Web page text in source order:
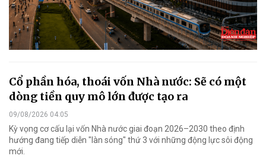
Cổ phần hóa, thoái vốn Nhà nước: Sẽ có một
dòng tiền quy mô lớn được tạo ra
09/08/2026 04:05
Kỳ vọng cơ cấu lại vốn Nhà nước giai đoạn 2026–2030 theo định
hướng đang tiếp diễn "làn sóng" thứ 3 với những động lực sôi động
mới.